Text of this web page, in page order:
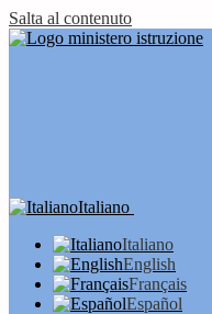
Salta al contenuto
Italiano
Italiano
English
Français
Español